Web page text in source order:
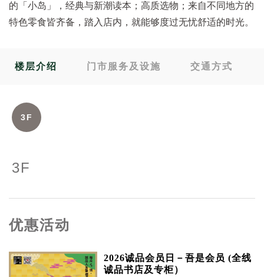
的「小岛」，经典与新潮读本；高质选物；来自不同地方的
特色零食皆齐备，踏入店内，就能够度过无忧舒适的时光。
楼层介绍 门市服务及设施 交通方式
3F
3F
优惠活动
2026诚品会员日－吾是会员 (全线
诚品书店及专柜）